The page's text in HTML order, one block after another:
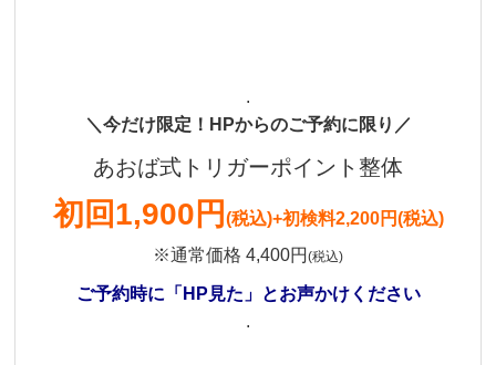
.
＼今だけ限定！HPからのご予約に限り／
あおば式トリガーポイント整体
初回1,900円 (税込)+初検料2,200円(税込)
※通常価格 4,400円 (税込)
ご予約時に「HP見た」とお声かけください
.